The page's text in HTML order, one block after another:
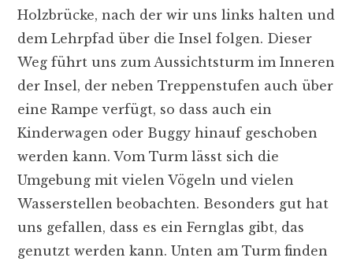
Holzbrücke, nach der wir uns links halten und
dem Lehrpfad über die Insel folgen. Dieser
Weg führt uns zum Aussichtsturm im Inneren
der Insel, der neben Treppenstufen auch über
eine Rampe verfügt, so dass auch ein
Kinderwagen oder Buggy hinauf geschoben
werden kann. Vom Turm lässt sich die
Umgebung mit vielen Vögeln und vielen
Wasserstellen beobachten. Besonders gut hat
uns gefallen, dass es ein Fernglas gibt, das
genutzt werden kann. Unten am Turm finden